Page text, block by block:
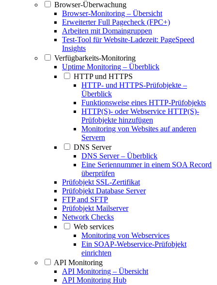
Browser-Überwachung
Browser-Monitoring – Übersicht
Erweiterter Full Pagecheck (FPC+)
Arbeiten mit Domaingruppen
Test-Tool für Website-Ladezeit: PageSpeed
Insights
Verfügbarkeits-Monitoring
Uptime Monitoring – Überblick
HTTP und HTTPS
HTTP- und HTTPS-Prüfobjekte –
Überblick
Funktionsweise eines HTTP-Prüfobjekts
HTTP(S)- oder Webservice HTTP(S)-
Prüfobjekte hinzufügen
Monitoring von Websites auf anderen
Servern
DNS Server
DNS Server – Überblick
Eine Seriennummer in einem SOA Record
überprüfen
Prüfobjekt SSL-Zertifikat
Prüfobjekt Database Server
FTP and SFTP
Prüfobjekt Mailserver
Network Checks
Web services
Monitoring von Webservices
Ein SOAP-Webservice-Prüfobjekt
einrichten
API Monitoring
API Monitoring – Übersicht
API Monitoring Hub